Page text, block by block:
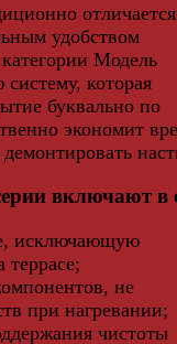
отличается
удобством
Модель
которая
буквально по
экономит
включают в
исключающую
террасе;
не
при нагревании;
чистоты